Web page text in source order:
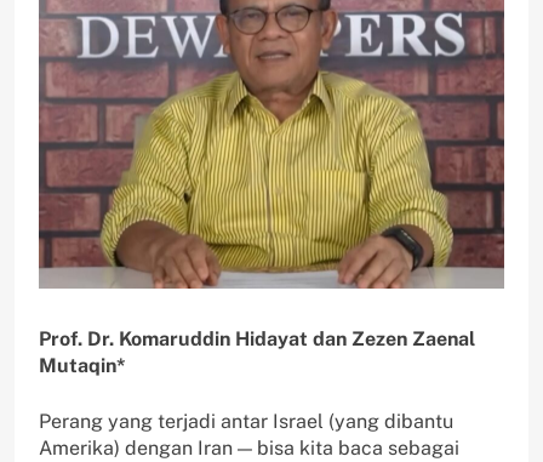
Prof. Dr. Komaruddin Hidayat dan Zezen Zaenal
Mutaqin*
Perang yang terjadi antar Israel (yang dibantu
Amerika) dengan Iran — bisa kita baca sebagai